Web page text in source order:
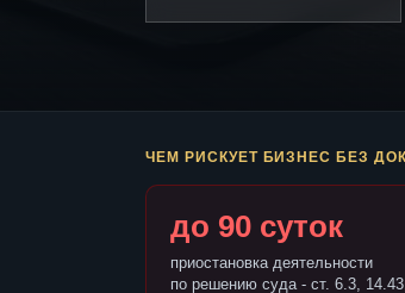
ЧЕМ РИСКУЕТ БИЗНЕС БЕЗ
до 90 суток
приостановка деятельности
по решению суда - ст. 6.3,